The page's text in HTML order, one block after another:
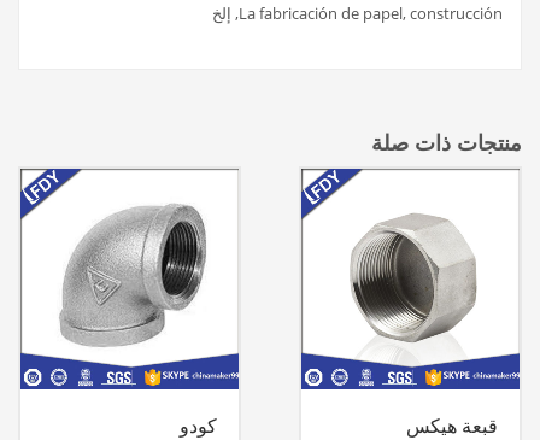
La fabricación de papel, construcción, إلخ
منتجات ذات صلة
قبعة هيكس كودو